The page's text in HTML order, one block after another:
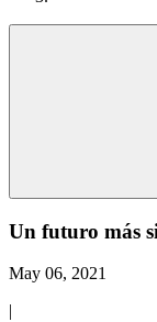
Un futuro más
May 06, 2021
|